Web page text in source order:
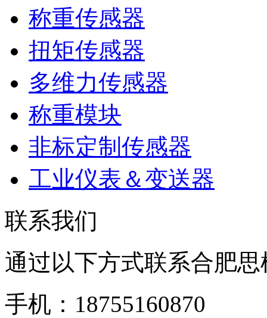
称重传感器
扭矩传感器
多维力传感器
称重模块
非标定制传感器
工业仪表＆变送器
联系我们
通过以下方式联系合肥
手机：18755160870